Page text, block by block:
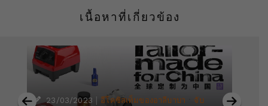
เนื้อหาที่เกี่ยวข้อง
23/03/2023 | อีโคซิสเท็มของอาลีบาบา
จับ